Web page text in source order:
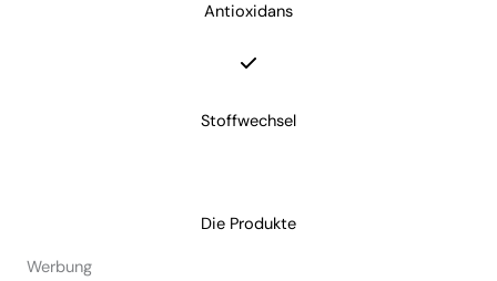
Antioxidans
Stoffwechsel
Die Produkte
Werbung